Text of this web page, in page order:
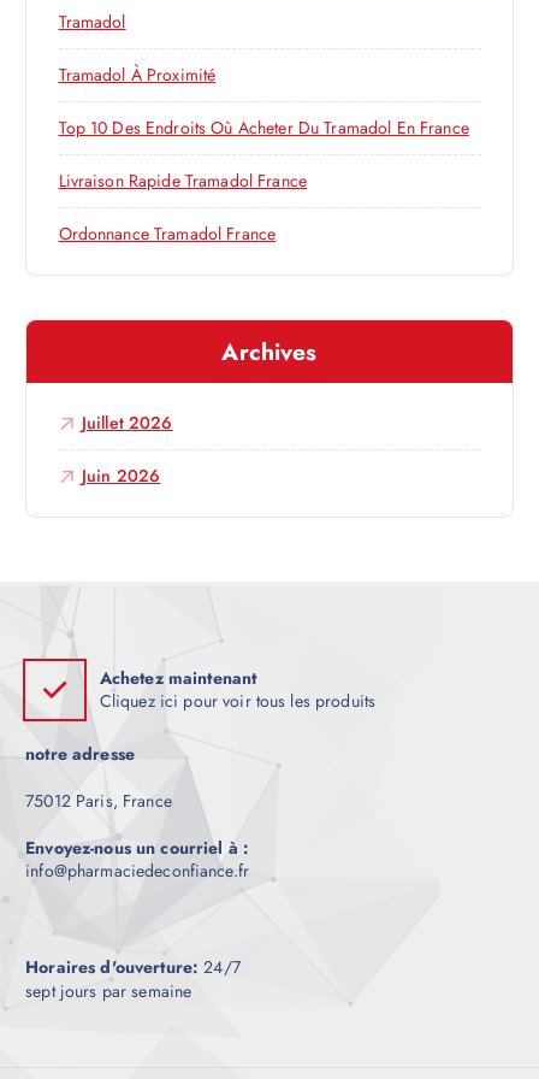
r
t
i
l
e
e
r
:
Tramadol
Tramadol À Proximité
Top 10 Des Endroits Où Acheter Du Tramadol En France
Livraison Rapide Tramadol France
Ordonnance Tramadol France
Archives
Juillet 2026
Juin 2026
Achetez maintenant
Cliquez ici pour voir tous les produits
notre adresse
75012 Paris, France
Envoyez-nous un courriel à :
info@pharmaciedeconfiance.fr
Horaires d'ouverture: 24/7
sept jours par semaine